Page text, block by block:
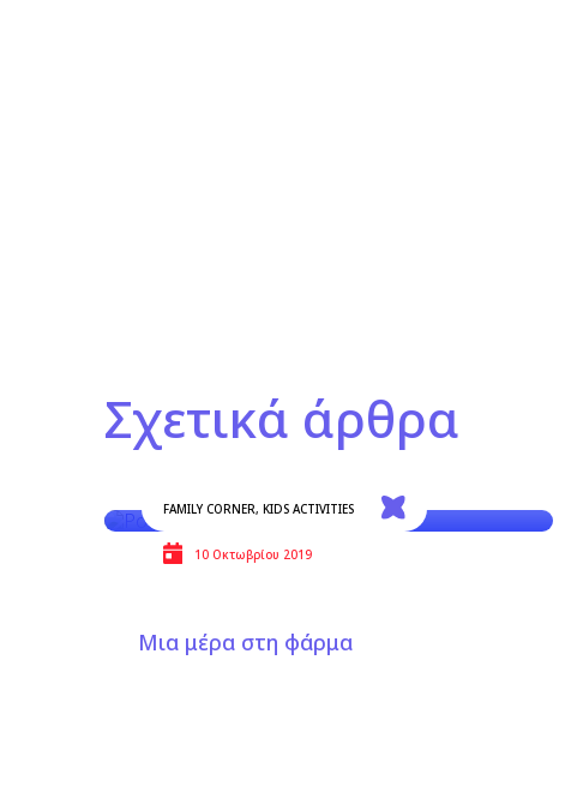
Σχετικά άρθρα
FAMILY CORNER, KIDS ACTIVITIES
10 Οκτωβρίου 2019
Μια μέρα στη φάρμα